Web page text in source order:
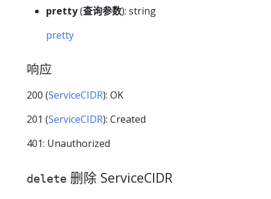
pretty(查询参数): string
pretty
响应
200 (ServiceCIDR): OK
201 (ServiceCIDR): Created
401: Unauthorized
delete 删除 ServiceCIDR